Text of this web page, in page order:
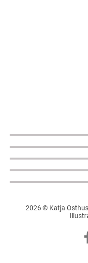
2026 © Katja